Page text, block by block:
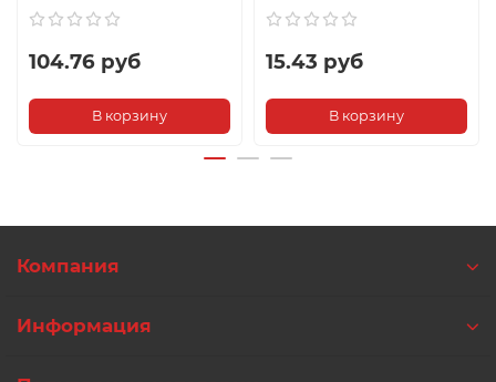
104.76 руб
В корзину
15.43 руб
В корзину
Компания
Информация